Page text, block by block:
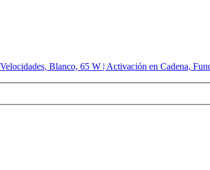
Blanco, 65 W | Activación en Cadena,